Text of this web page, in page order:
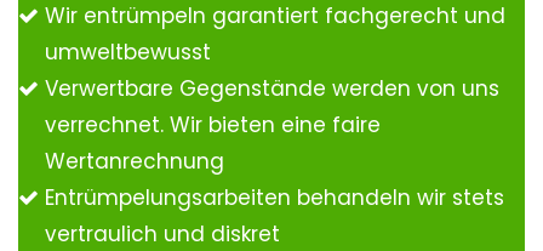
Wir entrümpeln garantiert fachgerecht und
umweltbewusst
Verwertbare Gegenstände werden von uns
verrechnet. Wir bieten eine faire
Wertanrechnung
Entrümpelungsarbeiten behandeln wir stets
vertraulich und diskret